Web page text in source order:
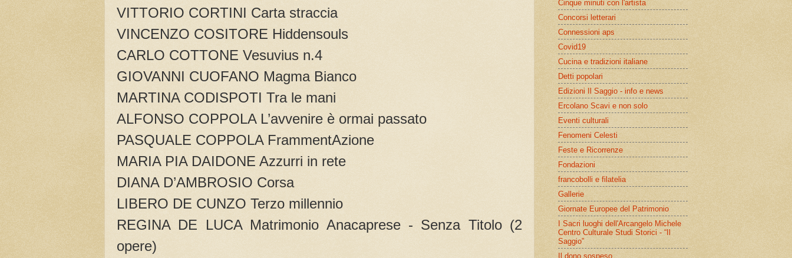
VITTORIO CORTINI Carta straccia
VINCENZO COSITORE Hiddensouls
CARLO COTTONE Vesuvius n.4
GIOVANNI CUOFANO Magma Bianco
MARTINA CODISPOTI Tra le mani
ALFONSO COPPOLA L’avvenire è ormai passato
PASQUALE COPPOLA FrammentAzione
MARIA PIA DAIDONE Azzurri in rete
DIANA D’AMBROSIO Corsa
LIBERO DE CUNZO Terzo millennio
REGINA DE LUCA Matrimonio Anacaprese - Senza Titolo (2
opere)
Cinque minuti con l'artista
Concorsi letterari
Connessioni aps
Covid19
Cucina e tradizioni italiane
Detti popolari
Edizioni Il Saggio - info e news
Ercolano Scavi e non solo
Eventi culturali
Fenomeni Celesti
Feste e Ricorrenze
Fondazioni
francobolli e filatelia
Gallerie
Giornate Europee del Patrimonio
I Sacri luoghi dell'Arcangelo Michele
Centro Culturale Studi Storici - “Il
Saggio”
Il dono sospeso